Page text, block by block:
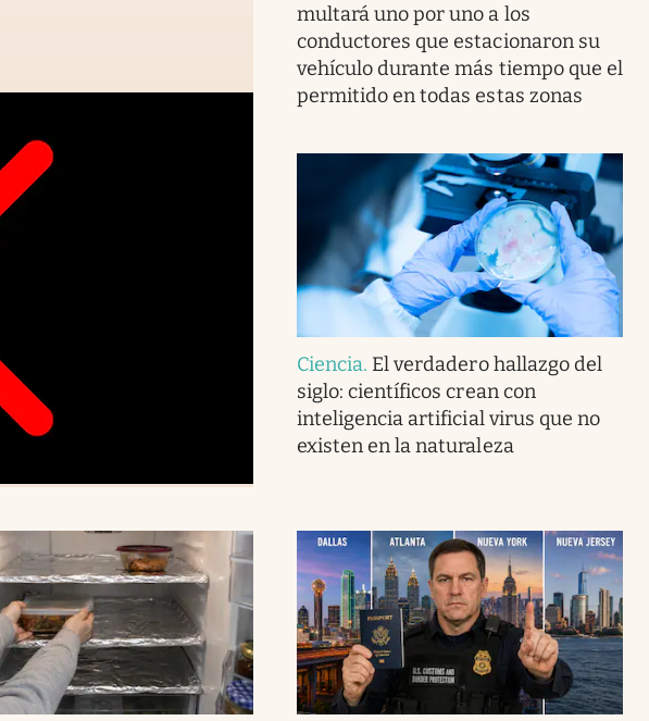
multará uno por uno a los
conductores que estacionaron su
vehículo durante más tiempo que el
permitido en todas estas zonas
Ciencia. El verdadero hallazgo del
siglo: científicos crean con
inteligencia artificial virus que no
existen en la naturaleza